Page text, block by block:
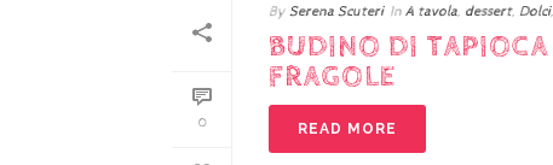
0
By Serena Scuteri In A tavola, dessert, Dolci,
BUDINO DI
FRAGOLE
READ MORE